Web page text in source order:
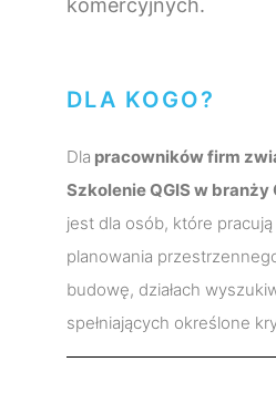
komercyjnych.
DLA KOGO?
Dla pracowników firm
Szkolenie QGIS w branży
jest dla osób, które pracują
planowania
budowę, działach
spełniających określone